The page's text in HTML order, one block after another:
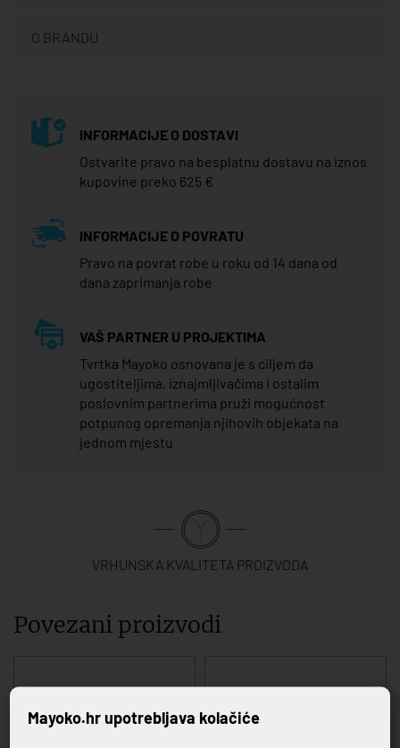
O BRANDU
INFORMACIJE O DOSTAVI
Ostvarite pravo na besplatnu dostavu na iznos
kupovine preko 625 €
INFORMACIJE O POVRATU
Pravo na povrat robe u roku od 14 dana od
dana zaprimanja robe
VAŠ PARTNER U PROJEKTIMA
Tvrtka Mayoko osnovana je s ciljem da
ugostiteljima, iznajmljivačima i ostalim
poslovnim partnerima pruži mogućnost
potpunog opremanja njihovih objekata na
jednom mjestu
VRHUNSKA KVALITETA PROIZVODA
Povezani proizvodi
Mayoko.hr upotrebljava kolačiće